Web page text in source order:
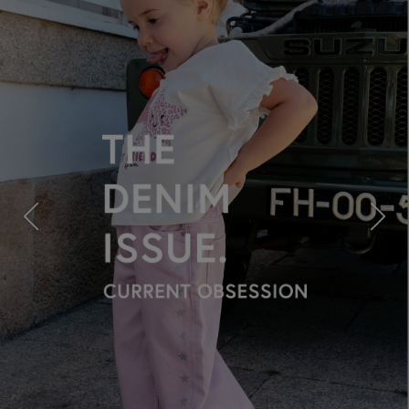
Previous Next